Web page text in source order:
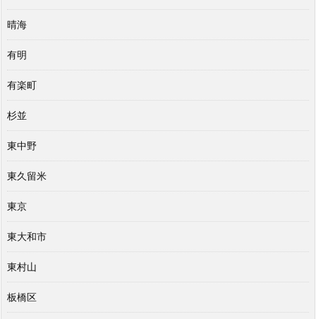
晴海
有明
有楽町
杉並
東中野
東久留米
東京
東大和市
東村山
板橋区